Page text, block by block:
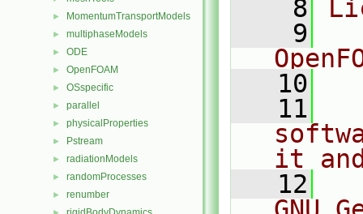
► MomentumTransportModels
► multiphaseModels
► ODE
► OpenFOAM
► OSspecific
► parallel
► physicalProperties
► Pstream
► radiationModels
► randomProcesses
► renumber
    8
    9
   10
   11
it
   12